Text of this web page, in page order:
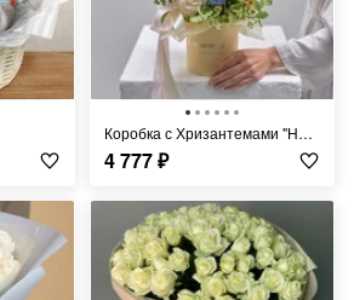
Коробка с Хризантемами "Нежное Объятие"
4 777₽